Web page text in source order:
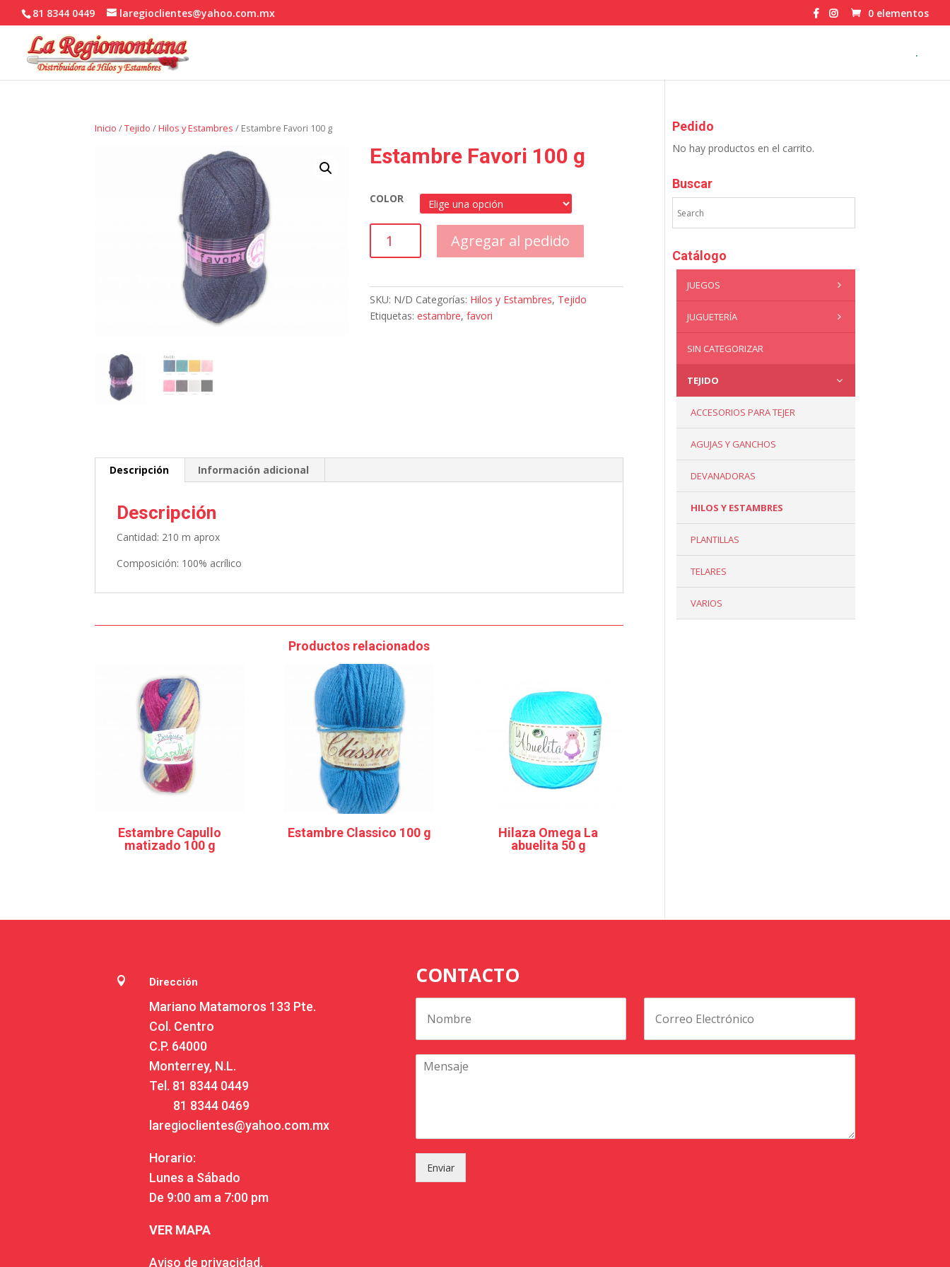
81 8344 0449 laregioclientes@yahoo.com.mx 0 elementos
.
Inicio /Tejido /Hilos y Estambres / Estambre Favori 100 g
Estambre Favori 100 g
COLOR
Favori
cantidad
Agregar al pedido
SKU: N/D Categorías: Hilos y Estambres, Tejido
Etiquetas: estambre, favori
Descripción Información adicional
Descripción
Cantidad: 210 m aprox
Composición: 100% acrílico
Productos relacionados
Estambre Capullo
matizado 100 g
Estambre Classico 100 g
Hilaza Omega La
abuelita 50 g
Pedido
No hay productos en el carrito.
Buscar
Catálogo
JUEGOS
JUGUETERÍA
SIN CATEGORIZAR
TEJIDO
ACCESORIOS PARA TEJER
AGUJAS Y GANCHOS
DEVANADORAS
HILOS Y ESTAMBRES
PLANTILLAS
TELARES
VARIOS
 Dirección
Mariano Matamoros 133 Pte.
Col. Centro
C.P. 64000
Monterrey, N.L.
Tel. 81 8344 0449
81 8344 0469
laregioclientes@yahoo.com.mx
Horario:
Lunes a Sábado
De 9:00 am a 7:00 pm
VER MAPA
Aviso de privacidad.
CONTACTO
Enviar